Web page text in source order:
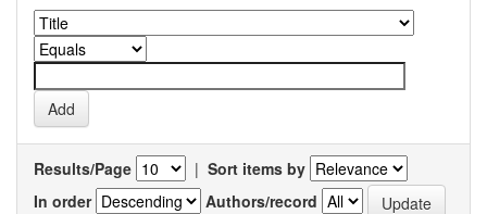
Results/Page | Sort items by
In order
Authors/record